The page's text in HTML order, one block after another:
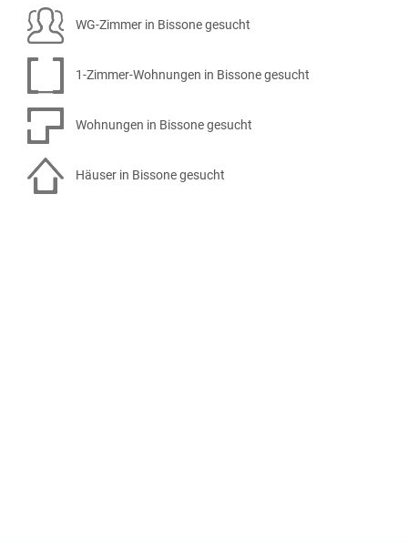
WG-Zimmer in Bissone gesucht
1-Zimmer-Wohnungen in Bissone gesucht
Wohnungen in Bissone gesucht
Häuser in Bissone gesucht